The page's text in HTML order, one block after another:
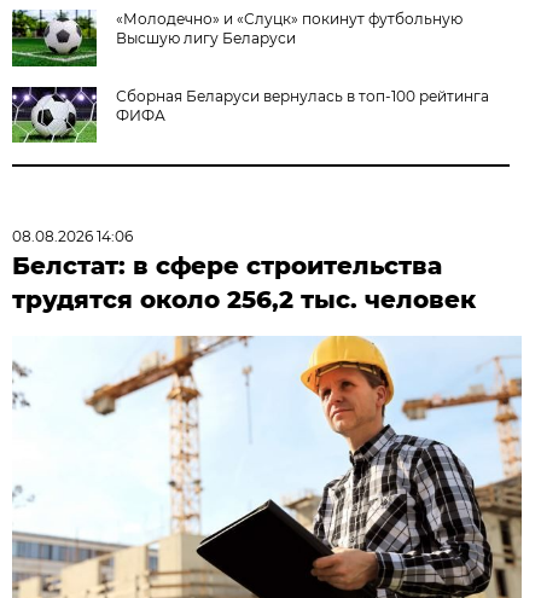
«Молодечно» и «Слуцк» покинут футбольную
Высшую лигу Беларуси
Сборная Беларуси вернулась в топ-100 рейтинга
ФИФА
08.08.2026 14:06
Белстат: в сфере строительства
трудятся около 256,2 тыс. человек